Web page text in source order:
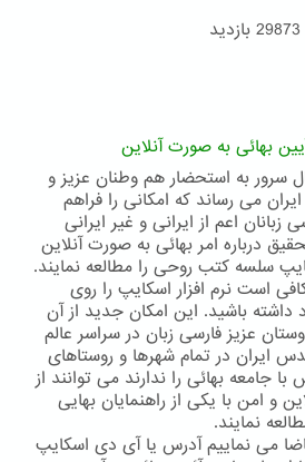
درباره
29873 بازدید
بهائی به صورت آنلاین
سرور به استحضار هم وطنان عزیز و
می رساند که امکانی را فراهم
اعم از ایرانی و غیر ایرانی
درباره امر بهائی به صورت آنلاین
سلسه کتب روحی را مطالعه نمایند.
است نرم افزار اسکایپ را روی
داشته باشید. این امکان جدید از آن
عزیز فارسی زبان در سراسر عالم
در تمام شهرها و روستاهای
جامعه بهائی را ندارند می توانند از
و امن با یکی از راهنمایان بهایی
نمایند.
می نماییم آدرس یا آی دی اسکایپ